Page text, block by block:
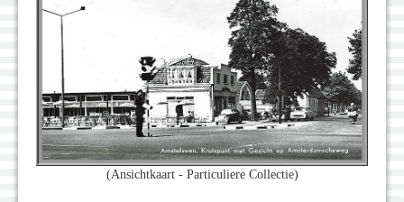
(Ansichtkaart - Particuliere Collectie)